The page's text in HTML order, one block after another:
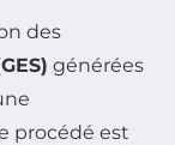
des
générées
procédé est